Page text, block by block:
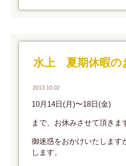
水上 夏期休暇の
2013.10.02
10月14日(月)〜18日(金)
まで、お休みさせて頂きま
御迷惑をおかけいたします
します。